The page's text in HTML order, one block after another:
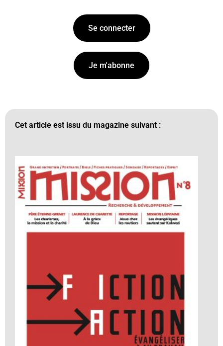
Se connecter
Je m'abonne
Cet article est issu du magazine suivant :